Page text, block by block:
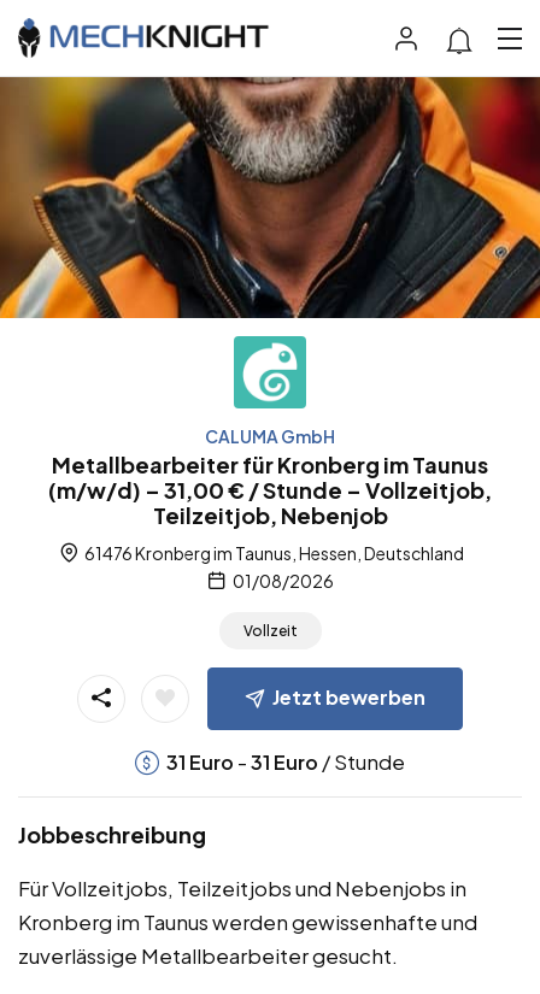
CALUMA GmbH
Metallbearbeiter für Kronberg im Taunus
(m/w/d) – 31,00 € / Stunde – Vollzeitjob,
Teilzeitjob, Nebenjob
61476 Kronberg im Taunus, Hessen, Deutschland
01/08/2026
Vollzeit
Jetzt bewerben
31 Euro -31 Euro / Stunde
Jobbeschreibung
Für Vollzeitjobs, Teilzeitjobs und Nebenjobs in
Kronberg im Taunus werden gewissenhafte und
zuverlässige Metallbearbeiter gesucht.